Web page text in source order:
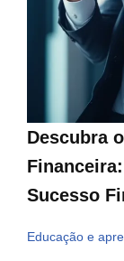
Descubra
Sucesso
Educação e